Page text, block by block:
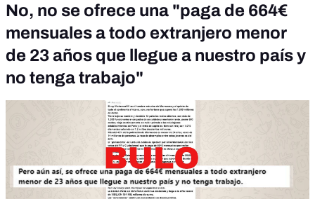
No, no se ofrece una "paga de 664€
mensuales a todo extranjero menor
de 23 años que llegue a nuestro país y
no tenga trabajo"